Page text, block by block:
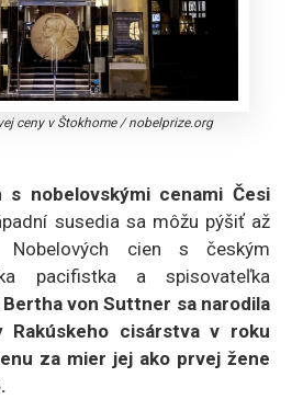
ceny v Štokhome/nobelprize.org
nobelovskými cenami Česi
susedia sa môžu pýšiť až
Nobelových cien s českým
pacifistka a spisovateľka
Bertha von Suttner sa narodila
Rakúskeho cisárstva v roku
za mier jej ako prvej žene